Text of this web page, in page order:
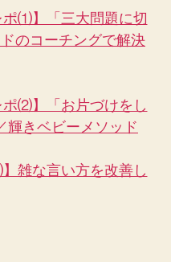
ポ⑴】「三大問題に切
のコーチングで解決
ポ⑵】「お片づけをし
輝きベビーメソッド
雑な言い方を改善し